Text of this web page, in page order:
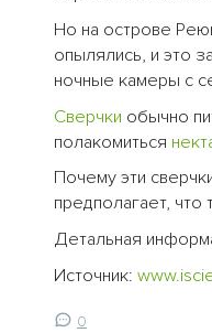
Но на острове
опылялись, и это
ночные камеры с
Сверчки обычно
полакомиться
Почему эти
предполагает, что
Детальная
Источник:
0